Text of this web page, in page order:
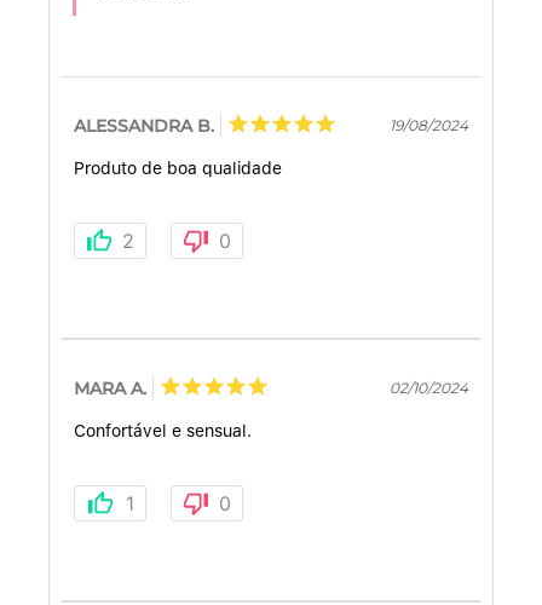
ALESSANDRA B. 19/08/2024
Produto de boa qualidade
2 0
MARA A. 02/10/2024
Confortável e sensual.
1 0